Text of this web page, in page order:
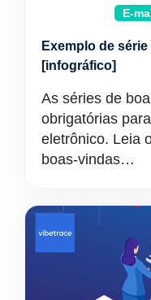
E-
Exemplo de
[infográfico]
As séries de
obrigatórias
eletrônico. Leia
boas-vindas…